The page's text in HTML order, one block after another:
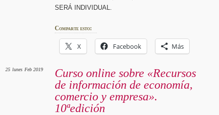
SERÁ INDIVIDUAL.
Comparte esto:
X Facebook Más
Curso online sobre «Recursos
de información de economía,
comercio y empresa».
10ªedición
25 lunes Feb 2019